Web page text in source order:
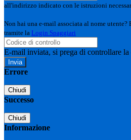
all'indirizzo indicato con le istruzioni
Non hai una e-mail associata al nome utente?
tramite la Login Spaggiari
E-mail inviata, si prega di controllare la
Errore
Chiudi
Successo
Chiudi
Informazione